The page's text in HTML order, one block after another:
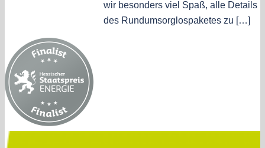
wir besonders viel Spaß, alle Details
des Rundumsorglospaketes zu […]